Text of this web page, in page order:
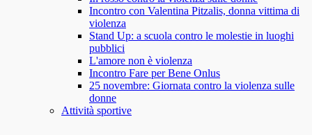
Incontro con Valentina Pitzalis, donna vittima di
violenza
Stand Up: a scuola contro le molestie in luoghi
pubblici
L'amore non è violenza
Incontro Fare per Bene Onlus
25 novembre: Giornata contro la violenza sulle
donne
Attività sportive